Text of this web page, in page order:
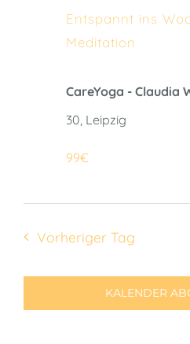
Entspannt ins
Meditation
CareYoga - Claudia
30, Leipzig
99€
Vorheriger Tag
KALENDER